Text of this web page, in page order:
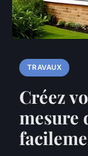
TRAVAUX
Créez
mesure